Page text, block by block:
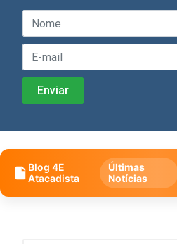
Blog 4E
Atacadista
Últimas
Notícias